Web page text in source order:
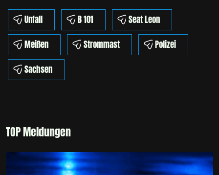
Unfall B 101
Seat Leon
Meißen
Strommast
Polizei
Sachsen
TOP Meldungen